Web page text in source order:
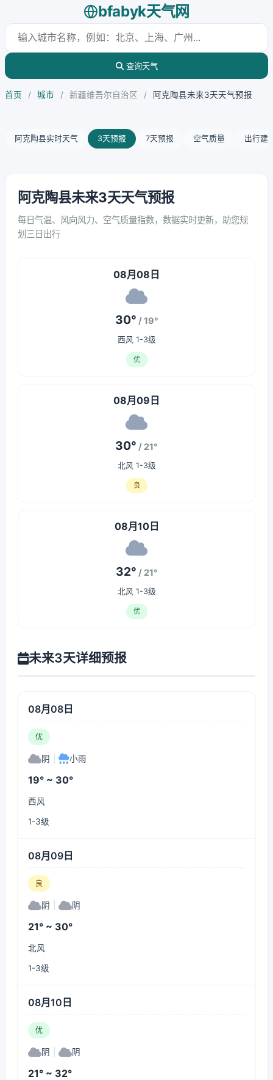
bfabyk天气网
查询天气
首页 / 城市 / 新疆维吾尔自治区 / 阿克陶县未来3天天气预报
阿克陶县实时天气 3天预报 7天预报 空气质量 出行建
阿克陶县未来3天天气预报
每日气温、风向风力、空气质量指数，数据实时更新，助您规
划三日出行
08月08日
30° / 19°
西风 1-3级
优
08月09日
30° / 21°
北风 1-3级
良
08月10日
32° / 21°
北风 1-3级
优
未来3天详细预报
08月08日
优
阴 小雨
19° ~ 30°
西风
1-3级
08月09日
良
阴 阴
21° ~ 30°
北风
1-3级
08月10日
优
阴 阴
21° ~ 32°